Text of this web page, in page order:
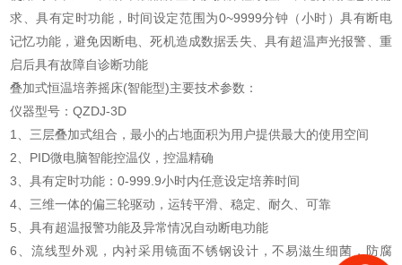
求、具有定时功能，时间设定范围为0~9999分钟（小时）具有断电
记忆功能，避免因断电、死机造成数据丢失、具有超温声光报警、重
启后具有故障自诊断功能
叠加式恒温培养摇床(智能型)主要技术参数：
仪器型号：QZDJ-3D
1、三层叠加式组合，最小的占地面积为用户提供最大的使用空间
2、PID微电脑智能控温仪，控温精确
3、具有定时功能：0-999.9小时内任意设定培养时间
4、三维一体的偏三轮驱动，运转平滑、稳定、耐久、可靠
5、具有超温报警功能及异常情况自动断电功能
6、流线型外观，内衬采用镜面不锈钢设计，不易滋生细菌，防腐